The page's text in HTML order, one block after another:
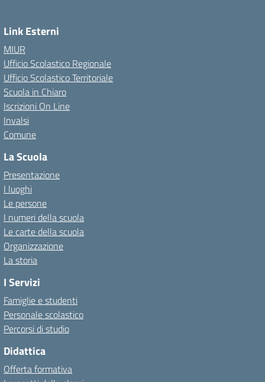
Link Esterni
MIUR
Ufficio Scolastico Regionale
Ufficio Scolastico Territoriale
Scuola in Chiaro
Iscrizioni On Line
Invalsi
Comune
La Scuola
Presentazione
I luoghi
Le persone
I numeri della scuola
Le carte della scuola
Organizzazione
La storia
I Servizi
Famiglie e studenti
Personale scolastico
Percorsi di studio
Didattica
Offerta formativa